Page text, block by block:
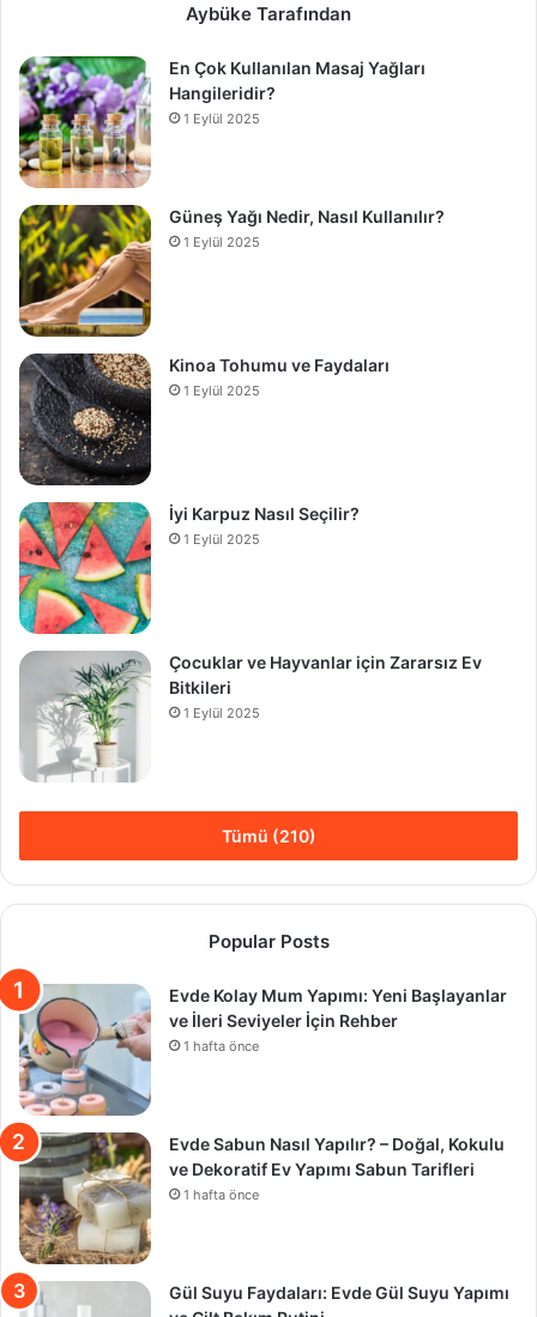
Aybüke Tarafından
En Çok Kullanılan Masaj Yağları
Hangileridir?
1 Eylül 2025
Güneş Yağı Nedir, Nasıl Kullanılır?
1 Eylül 2025
Kinoa Tohumu ve Faydaları
1 Eylül 2025
İyi Karpuz Nasıl Seçilir?
1 Eylül 2025
Çocuklar ve Hayvanlar için Zararsız Ev
Bitkileri
1 Eylül 2025
Tümü (210)
Popular Posts
Evde Kolay Mum Yapımı: Yeni Başlayanlar
ve İleri Seviyeler İçin Rehber
1 hafta önce
Evde Sabun Nasıl Yapılır? – Doğal, Kokulu
ve Dekoratif Ev Yapımı Sabun Tarifleri
1 hafta önce
Gül Suyu Faydaları: Evde Gül Suyu Yapımı